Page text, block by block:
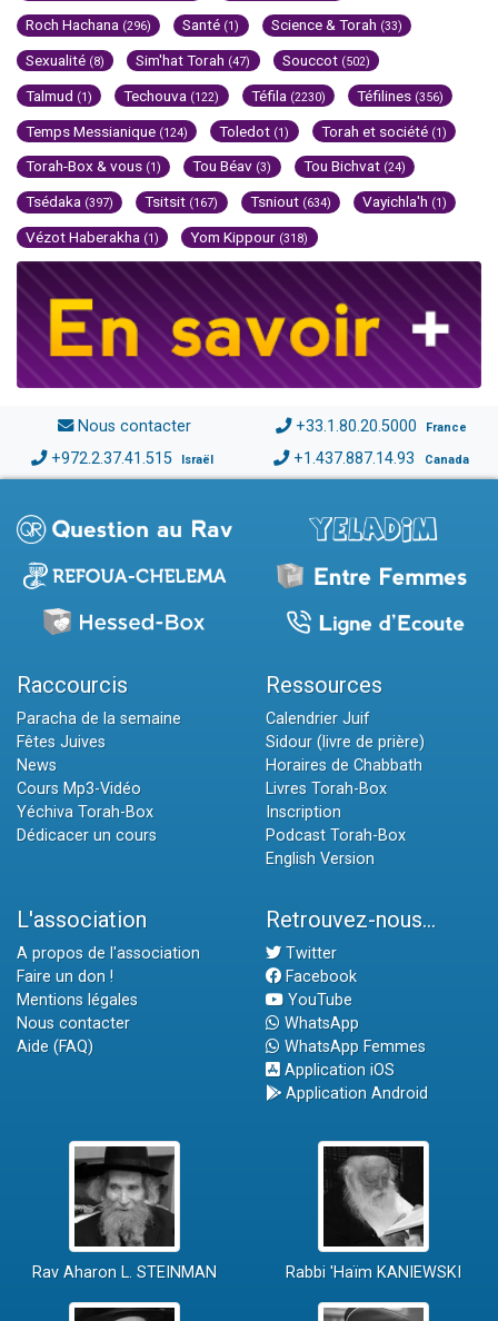
Roch Hachana (296) Santé (1) Science & Torah (33)
Sexualité (8) Sim'hat Torah (47) Souccot (502)
Talmud (1) Techouva (122) Téfila (2230) Téfilines (356)
Temps Messianique (124) Toledot (1) Torah et société (1)
Torah-Box & vous (1) Tou Béav (3) Tou Bichvat (24)
Tsédaka (397) Tsitsit (167) Tsniout (634) Vayichla'h (1)
Vézot Haberakha (1) Yom Kippour (318)
Nous contacter +33.1.80.20.5000 France
+972.2.37.41.515 Israël +1.437.887.14.93 Canada
Raccourcis
Paracha de la semaine
Fêtes Juives
News
Cours Mp3-Vidéo
Yéchiva Torah-Box
Dédicacer un cours
Ressources
Calendrier Juif
Sidour (livre de prière)
Horaires de Chabbath
Livres Torah-Box
Inscription
Podcast Torah-Box
English Version
L'association
A propos de l'association
Faire un don !
Mentions légales
Nous contacter
Aide (FAQ)
Retrouvez-nous...
Twitter
Facebook
YouTube
WhatsApp
WhatsApp Femmes
Application iOS
Application Android
Rav Aharon L. STEINMAN Rabbi 'Haïm KANIEWSKI